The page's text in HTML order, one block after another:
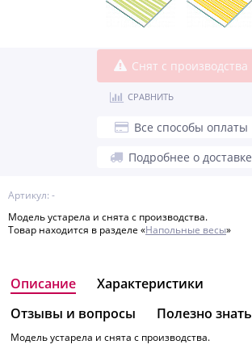
Артикул: -
Модель устарела и снята с производства.
Товар находится в разделе «Напольные весы»
Снят с производства
СРАВНИТЬ
Все способы оплаты
Подробнее о доставке
Описание
Характеристики
Отзывы и вопросы
Полезно знать
Модель устарела и снята с производства.